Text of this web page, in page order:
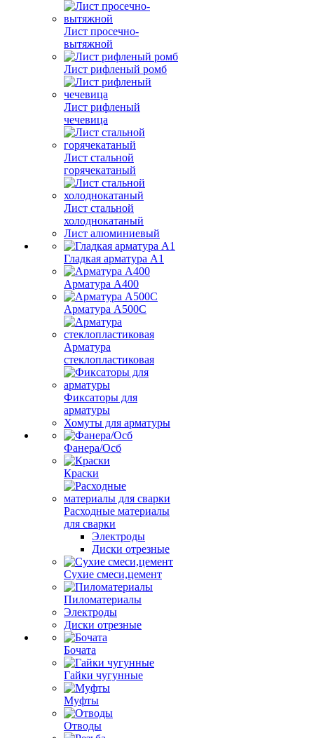
Лист просечно-
вытяжной
Лист рифленый ромб
Лист рифленый
чечевица
Лист стальной
горячекатаный
Лист стальной
холоднокатаный
Лист алюминиевый
Гладкая арматура А1
Арматура А400
Арматура A500C
Арматура
стеклопластиковая
Фиксаторы для
арматуры
Хомуты для арматуры
Фанера/Осб
Краски
Расходные материалы
для сварки
Электроды
Диски отрезные
Сухие смеси,цемент
Пиломатериалы
Электроды
Диски отрезные
Бочата
Гайки чугунные
Муфты
Отводы